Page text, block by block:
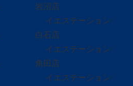
岩沼店
イエステーション
白石店
イエステーション
角田店
イエステーション